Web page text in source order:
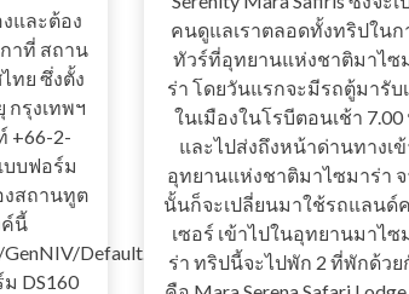
และต้อง
าที่ สถาน
ทย ซึ่งตั้ง
กรุงเทพฯ
+66-2-
บบฟอร์ม
งสถานทูต
ค์นี้
Default.aspx
DS160
คนดูแลเราตลอดทั้งทริปในก
ทัวร์ที่อุทยานแห่งชาติมาไซ
ร่า โดยวันแรกจะมีรถตู้มารับ
ในเมืองในโรบีตอนเช้า 7.00
และไปส่งถึงหน้าด่านทางเข้
อุทยานแห่งชาติมาไซมาร่า
นั้นก็จะเปลี่ยนมาใช้รถแลนด์
เซอร์ เข้าไปในอุทยานมาไซ
ร่า ทริปนี้จะไปพัก 2 ที่พักด้ว